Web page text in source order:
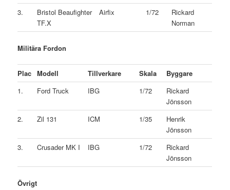
3.
Bristol Beaufighter
TF.X
Airfix 1/72
Rickard
Norman
Militära Fordon
Plac Modell Tillverkare Skala
Byggare
1.
Ford Truck IBG 1/72
Rickard
Jönsson
2.
Zil 131 ICM 1/35
Henrik
Jönsson
3.
Crusader MK I IBG 1/72
Rickard
Jönsson
Övrigt